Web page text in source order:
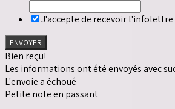
J'accepte de recevoir l'infolettre
ENVOYER
Bien reçu!
Les informations ont été envoyés avec
L'envoie a échoué
Petite note en passant